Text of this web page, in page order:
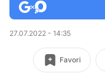
27.07.2022 - 14:35
Favori